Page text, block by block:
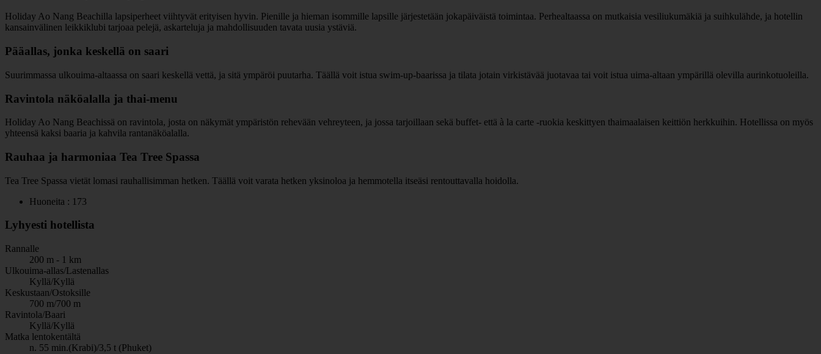
Holiday Ao Nang Beachilla lapsiperheet viihtyvät erityisen hyvin. Pienille ja hieman isommille lapsille järjestetään jokapäiväistä toimintaa. Perhealtaassa on mutkaisia vesiliukumäkiä ja suihkulähde, ja hotellin
kansainvälinen leikkiklubi tarjoaa pelejä, askarteluja ja mahdollisuuden tavata uusia ystäviä.
Pääallas, jonka keskellä on saari
Suurimmassa ulkouima-altaassa on saari keskellä vettä, ja sitä ympäröi puutarha. Täällä voit istua swim-up-baarissa ja tilata jotain virkistävää juotavaa tai voit istua uima-altaan ympärillä olevilla aurinkotuoleilla.
Ravintola näköalalla ja thai-menu
Holiday Ao Nang Beachissä on ravintola, josta on näkymät ympäristön rehevään vehreyteen, ja jossa tarjoillaan sekä buffet- että à la carte -ruokia keskittyen thaimaalaisen keittiön herkkuihin. Hotellissa on myös
yhteensä kaksi baaria ja kahvila rantanäköalalla.
Rauhaa ja harmoniaa Tea Tree Spassa
Tea Tree Spassa vietät lomasi rauhallisimman hetken. Täällä voit varata hetken yksinoloa ja hemmotella itseäsi rentouttavalla hoidolla.
Huoneita : 173
Lyhyesti hotellista
Rannalle
200 m - 1 km
Ulkouima-allas/Lastenallas
Kyllä/Kyllä
Keskustaan/Ostoksille
700 m/700 m
Ravintola/Baari
Kyllä/Kyllä
Matka lentokentältä
n. 55 min.(Krabi)/3,5 t (Phuket)